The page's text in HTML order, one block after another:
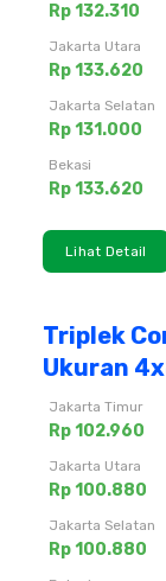
Rp 132.310
Jakarta Utara
Rp 133.620
Jakarta Selatan
Rp 131.000
Bekasi
Rp 133.620
Lihat Detail
Triplek
Ukuran
Jakarta Timur
Rp 102.960
Jakarta Utara
Rp 100.880
Jakarta Selatan
Rp 100.880